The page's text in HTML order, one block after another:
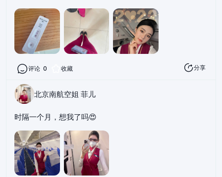
评论 0 收藏 分享
北京南航空姐 菲儿
时隔一个月，想我了吗😍